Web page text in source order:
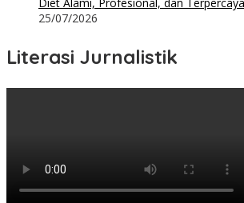
25/07/2026
Literasi Jurnalistik